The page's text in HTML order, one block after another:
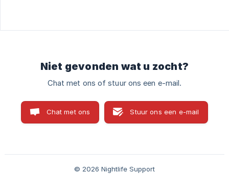
Niet gevonden wat u zocht?
Chat met ons of stuur ons een e-mail.
Chat met ons Stuur ons een e-mail
© 2026 Nightlife Support